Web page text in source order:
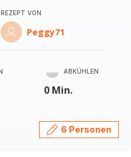
REZEPT VON
Peggy71
ABKÜHLEN
0 Min.
6 Personen